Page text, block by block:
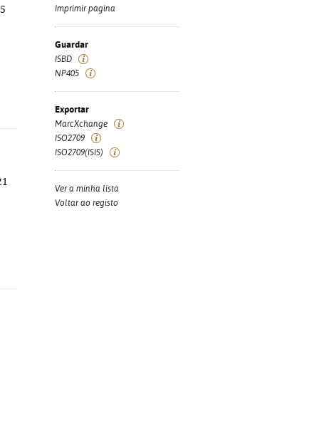
Imprimir página
Guardar
ISBD
NP405
Exportar
MarcXchange
ISO2709
ISO2709(ISIS)
Ver a minha lista
Voltar ao registo